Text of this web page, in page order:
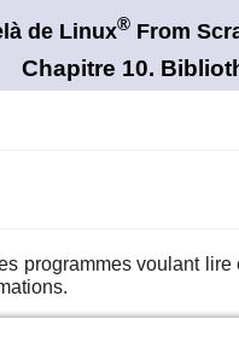
de Linux®From
Chapitre 10.
programmes voulant